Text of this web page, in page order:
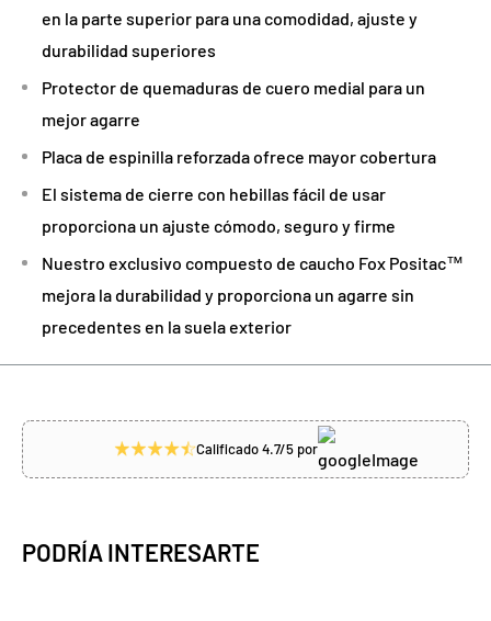
en la parte superior para una comodidad, ajuste y
durabilidad superiores
Protector de quemaduras de cuero medial para un
mejor agarre
Placa de espinilla reforzada ofrece mayor cobertura
El sistema de cierre con hebillas fácil de usar
proporciona un ajuste cómodo, seguro y firme
Nuestro exclusivo compuesto de caucho Fox Positac™
mejora la durabilidad y proporciona un agarre sin
precedentes en la suela exterior
Calificado 4.7/5 por
PODRÍA INTERESARTE